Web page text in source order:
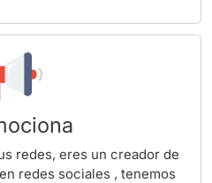
redes, eres un creador de
redes sociales , tenemos